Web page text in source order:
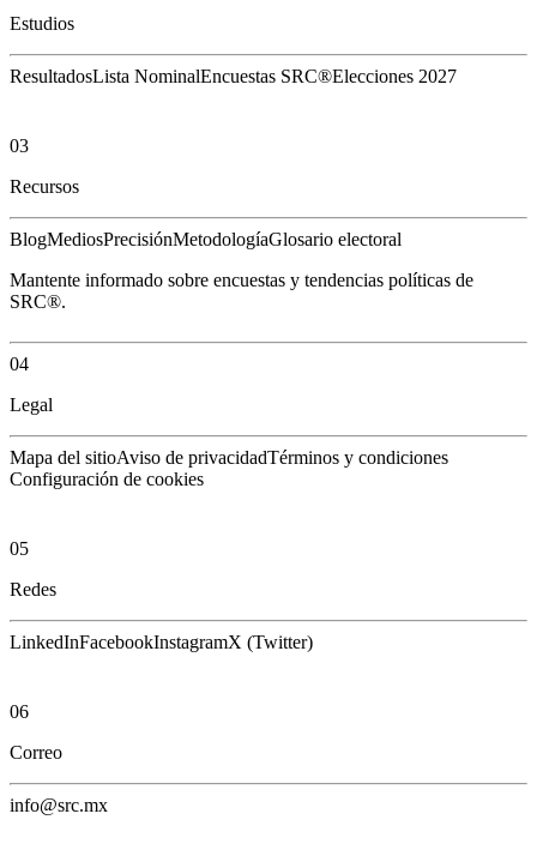
Estudios
ResultadosLista NominalEncuestas SRC®Elecciones 2027
03
Recursos
BlogMediosPrecisiónMetodologíaGlosario electoral
Mantente informado sobre encuestas y tendencias políticas de
SRC®.
04
Legal
Mapa del sitioAviso de privacidadTérminos y condiciones
Configuración de cookies
05
Redes
LinkedInFacebookInstagramX (Twitter)
06
Correo
info@src.mx